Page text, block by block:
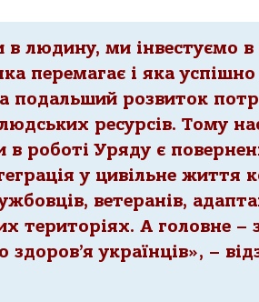
в людину, ми інвестуємо в
перемагає і яка
подальший розвиток
ресурсів. Тому
роботі Уряду є
у цивільне життя
ветеранів,
територіях. А головне –
здоров’я українців», –